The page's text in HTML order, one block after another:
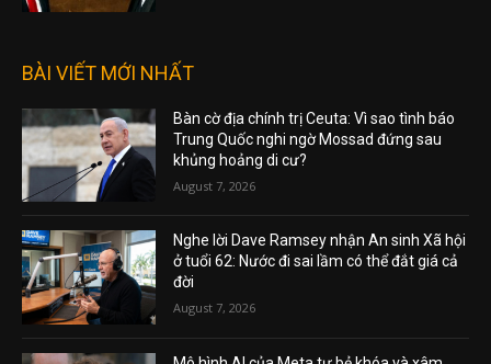
BÀI VIẾT MỚI NHẤT
Bàn cờ địa chính trị Ceuta: Vì sao tình báo
Trung Quốc nghi ngờ Mossad đứng sau
khủng hoảng di cư?
August 7, 2026
Nghe lời Dave Ramsey nhận An sinh Xã hội
ở tuổi 62: Nước đi sai lầm có thể đắt giá cả
đời
August 7, 2026